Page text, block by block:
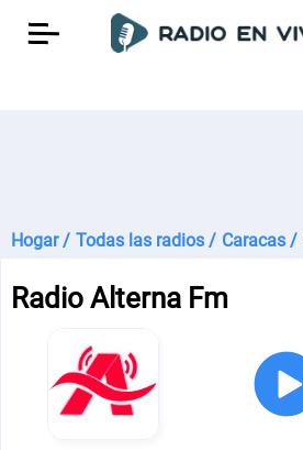
Hogar / Todas las radios / Caracas /
Radio Alterna Fm